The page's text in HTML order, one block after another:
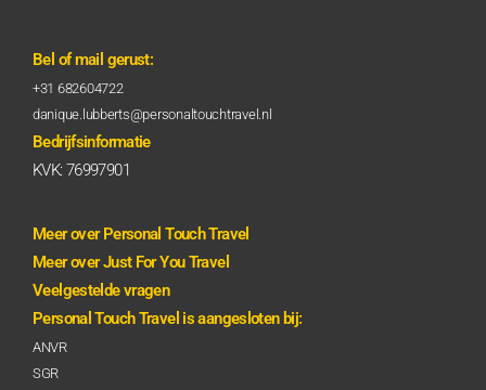
Bel of mail gerust:
+31 682604722
danique.lubberts@personaltouchtravel.nl
Bedrijfsinformatie
KVK: 76997901
Meer over Personal Touch Travel
Meer over Just For You Travel
Veelgestelde vragen
Personal Touch Travel is aangesloten bij:
ANVR
SGR